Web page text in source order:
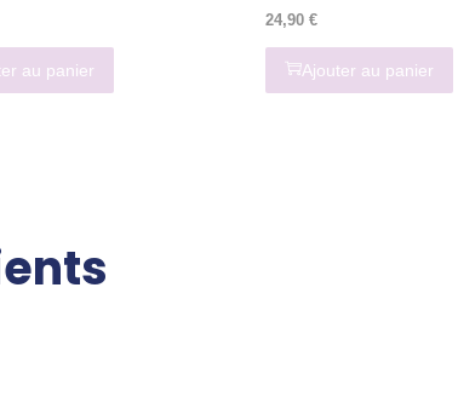
au panier
24,90 €
Ajouter au panier